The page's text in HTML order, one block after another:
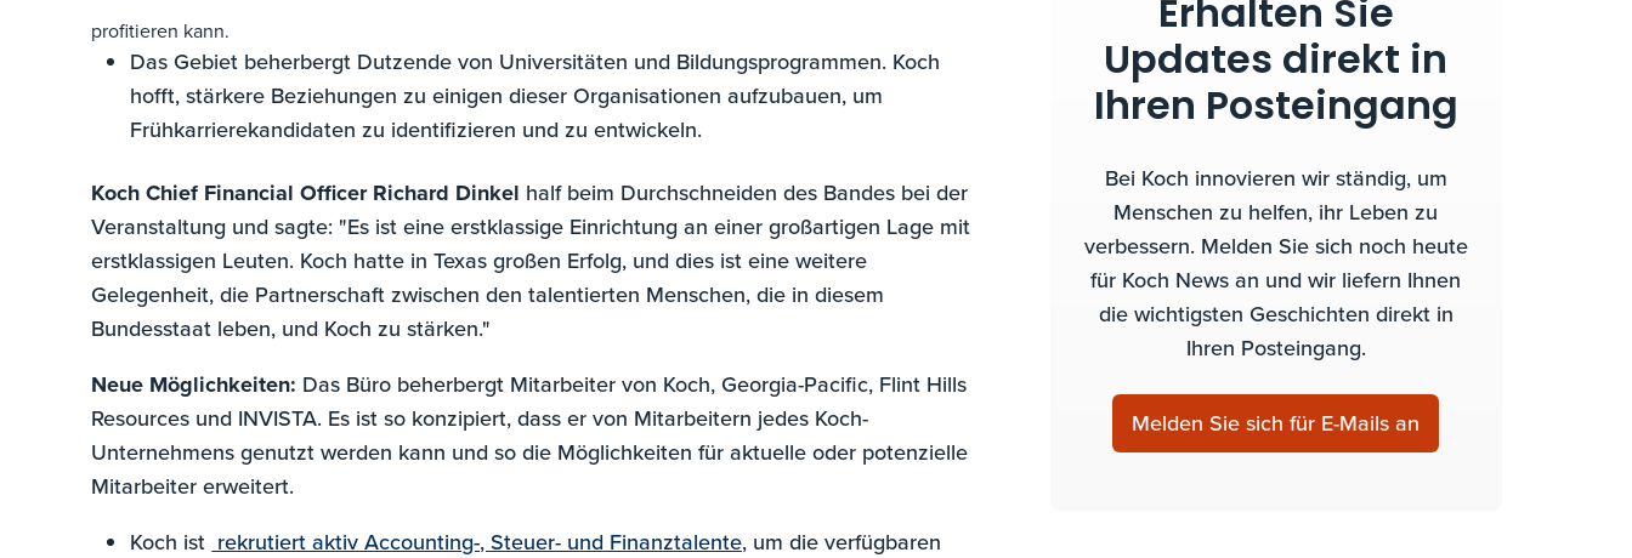
profitieren kann.
Das Gebiet beherbergt Dutzende von Universitäten und Bildungsprogrammen. Koch
hofft, stärkere Beziehungen zu einigen dieser Organisationen aufzubauen, um
Frühkarrierekandidaten zu identifizieren und zu entwickeln.
Koch Chief Financial Officer Richard Dinkel half beim Durchschneiden des Bandes bei der
Veranstaltung und sagte: "Es ist eine erstklassige Einrichtung an einer großartigen Lage mit
erstklassigen Leuten. Koch hatte in Texas großen Erfolg, und dies ist eine weitere
Gelegenheit, die Partnerschaft zwischen den talentierten Menschen, die in diesem
Bundesstaat leben, und Koch zu stärken."
Neue Möglichkeiten: Das Büro beherbergt Mitarbeiter von Koch, Georgia-Pacific, Flint Hills
Resources und INVISTA. Es ist so konzipiert, dass er von Mitarbeitern jedes Koch-
Unternehmens genutzt werden kann und so die Möglichkeiten für aktuelle oder potenzielle
Mitarbeiter erweitert.
Koch ist rekrutiert aktiv Accounting-, Steuer- und Finanztalente, um die verfügbaren
Erhalten Sie
Updates direkt in
Ihren Posteingang
Bei Koch innovieren wir ständig, um
Menschen zu helfen, ihr Leben zu
verbessern. Melden Sie sich noch heute
für Koch News an und wir liefern Ihnen
die wichtigsten Geschichten direkt in
Ihren Posteingang.
Melden Sie sich für E-Mails an